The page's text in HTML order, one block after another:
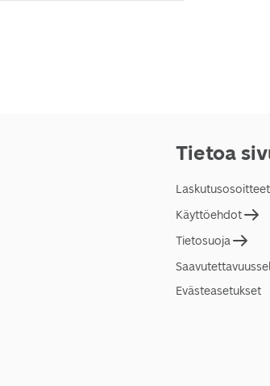
Tietoa
Laskutusosoitteet
Käyttöehdot
Tietosuoja
Evästeasetukset